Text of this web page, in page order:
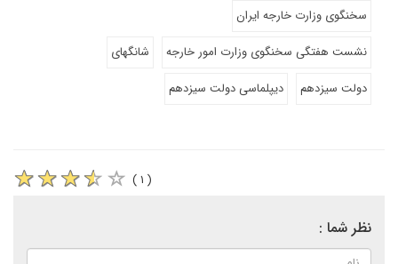
سخنگوی وزارت خارجه ایران
نشست هفتگی سخنگوی وزارت امور خارجه
شانگهای
دولت سیزدهم
دیپلماسی دولت سیزدهم
( ۱ )
نظر شما :